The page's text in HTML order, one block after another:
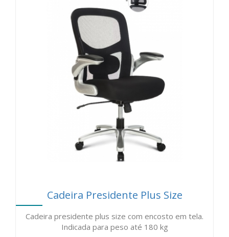
Cadeira Presidente Plus Size
Cadeira presidente plus size com encosto em tela.
Indicada para peso até 180 kg